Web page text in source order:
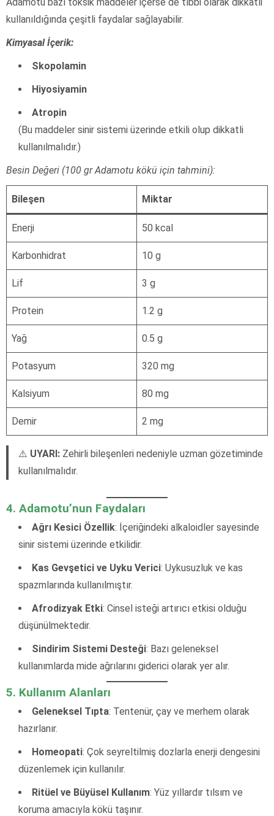
kullanıldığında çeşitli faydalar sağlayabilir.
Kimyasal İçerik:
Skopolamin
Hiyosiyamin
Atropin
(Bu maddeler sinir sistemi üzerinde etkili olup dikkatli
kullanılmalıdır.)
Besin Değeri (100 gr Adamotu kökü için tahmini):
Bileşen Miktar
Enerji 50 kcal
Karbonhidrat 10 g
Lif 3 g
Protein 1.2 g
Yağ 0.5 g
Potasyum 320 mg
Kalsiyum 80 mg
Demir 2 mg
⚠️ UYARI: Zehirli bileşenleri nedeniyle uzman gözetiminde
kullanılmalıdır.
4. Adamotu’nun Faydaları
Ağrı Kesici Özellik: İçeriğindeki alkaloidler sayesinde
sinir sistemi üzerinde etkilidir.
Kas Gevşetici ve Uyku Verici: Uykusuzluk ve kas
spazmlarında kullanılmıştır.
Afrodizyak Etki: Cinsel isteği artırıcı etkisi olduğu
düşünülmektedir.
Sindirim Sistemi Desteği: Bazı geleneksel
kullanımlarda mide ağrılarını giderici olarak yer alır.
5. Kullanım Alanları
Geleneksel Tıpta: Tentenür, çay ve merhem olarak
hazırlanır.
Homeopati: Çok seyreltilmiş dozlarla enerji dengesini
düzenlemek için kullanılır.
Ritüel ve Büyüsel Kullanım: Yüz yıllardır tılsım ve
koruma amacıyla kökü taşınır.